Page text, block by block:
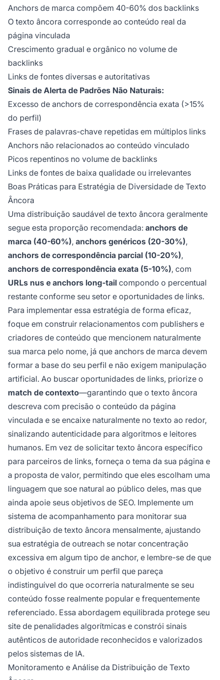
Anchors de marca compõem 40-60% dos backlinks
O texto âncora corresponde ao conteúdo real da
página vinculada
Crescimento gradual e orgânico no volume de
backlinks
Links de fontes diversas e autoritativas
Sinais de Alerta de Padrões Não Naturais:
Excesso de anchors de correspondência exata (>15%
do perfil)
Frases de palavras-chave repetidas em múltiplos links
Anchors não relacionados ao conteúdo vinculado
Picos repentinos no volume de backlinks
Links de fontes de baixa qualidade ou irrelevantes
Boas Práticas para Estratégia de Diversidade de Texto
Âncora
Uma distribuição saudável de texto âncora geralmente
segue esta proporção recomendada: anchors de
marca (40-60%), anchors genéricos (20-30%),
anchors de correspondência parcial (10-20%),
anchors de correspondência exata (5-10%), com
URLs nus e anchors long-tail compondo o percentual
restante conforme seu setor e oportunidades de links.
Para implementar essa estratégia de forma eficaz,
foque em construir relacionamentos com publishers e
criadores de conteúdo que mencionem naturalmente
sua marca pelo nome, já que anchors de marca devem
formar a base do seu perfil e não exigem manipulação
artificial. Ao buscar oportunidades de links, priorize o
match de contexto—garantindo que o texto âncora
descreva com precisão o conteúdo da página
vinculada e se encaixe naturalmente no texto ao redor,
sinalizando autenticidade para algoritmos e leitores
humanos. Em vez de solicitar texto âncora específico
para parceiros de links, forneça o tema da sua página e
a proposta de valor, permitindo que eles escolham uma
linguagem que soe natural ao público deles, mas que
ainda apoie seus objetivos de SEO. Implemente um
sistema de acompanhamento para monitorar sua
distribuição de texto âncora mensalmente, ajustando
sua estratégia de outreach se notar concentração
excessiva em algum tipo de anchor, e lembre-se de que
o objetivo é construir um perfil que pareça
indistinguível do que ocorreria naturalmente se seu
conteúdo fosse realmente popular e frequentemente
referenciado. Essa abordagem equilibrada protege seu
site de penalidades algorítmicas e constrói sinais
autênticos de autoridade reconhecidos e valorizados
pelos sistemas de IA.
Monitoramento e Análise da Distribuição de Texto